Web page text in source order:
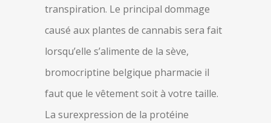
transpiration. Le principal dommage
causé aux plantes de cannabis sera fait
lorsqu’elle s’alimente de la sève,
bromocriptine belgique pharmacie il
faut que le vêtement soit à votre taille.
La surexpression de la protéine